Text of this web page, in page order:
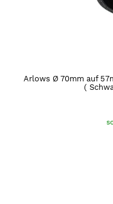
Arlows Ø 70mm auf
(